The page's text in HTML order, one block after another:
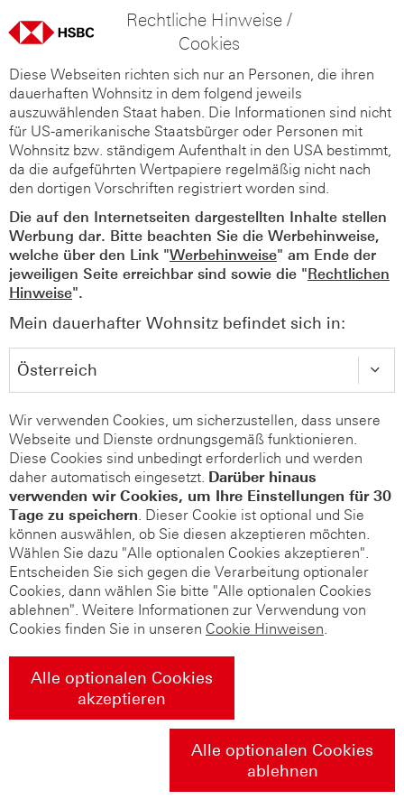
Rechtliche Hinweise /
Cookies
Diese Webseiten richten sich nur an Personen, die ihren
dauerhaften Wohnsitz in dem folgend jeweils
auszuwählenden Staat haben. Die Informationen sind nicht
für US-amerikanische Staatsbürger oder Personen mit
Wohnsitz bzw. ständigem Aufenthalt in den USA bestimmt,
da die aufgeführten Wertpapiere regelmäßig nicht nach
den dortigen Vorschriften registriert worden sind.
Die auf den Internetseiten dargestellten Inhalte stellen
Werbung dar. Bitte beachten Sie die Werbehinweise,
welche über den Link "Werbehinweise" am Ende der
jeweiligen Seite erreichbar sind sowie die "Rechtlichen
Hinweise".
Mein dauerhafter Wohnsitz befindet sich in:
Wir verwenden Cookies, um sicherzustellen, dass unsere
Webseite und Dienste ordnungsgemäß funktionieren.
Diese Cookies sind unbedingt erforderlich und werden
daher automatisch eingesetzt. Darüber hinaus
verwenden wir Cookies, um Ihre Einstellungen für 30
Tage zu speichern. Dieser Cookie ist optional und Sie
können auswählen, ob Sie diesen akzeptieren möchten.
Wählen Sie dazu "Alle optionalen Cookies akzeptieren".
Entscheiden Sie sich gegen die Verarbeitung optionaler
Cookies, dann wählen Sie bitte "Alle optionalen Cookies
ablehnen". Weitere Informationen zur Verwendung von
Cookies finden Sie in unseren Cookie Hinweisen.
Alle optionalen Cookies
akzeptieren
Alle optionalen Cookies
ablehnen